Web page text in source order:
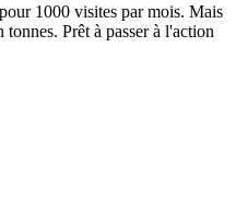
1000 visites par mois. Mais
Prêt à passer à l'action